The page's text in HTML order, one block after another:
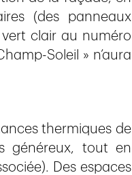
(des panneaux
clair au numéro
Soleil » n’aura
thermiques de
généreux, tout en
Des espaces